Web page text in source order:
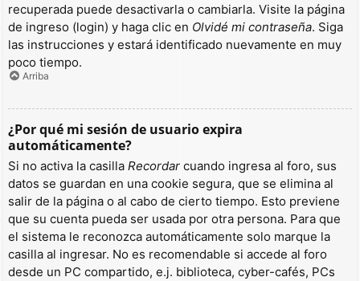
recuperada puede desactivarla o cambiarla. Visite la página
de ingreso (login) y haga clic en Olvidé mi contraseña. Siga
las instrucciones y estará identificado nuevamente en muy
poco tiempo.
Arriba
¿Por qué mi sesión de usuario expira
automáticamente?
Si no activa la casilla Recordar cuando ingresa al foro, sus
datos se guardan en una cookie segura, que se elimina al
salir de la página o al cabo de cierto tiempo. Esto previene
que su cuenta pueda ser usada por otra persona. Para que
el sistema le reconozca automáticamente solo marque la
casilla al ingresar. No es recomendable si accede al foro
desde un PC compartido, e.j. biblioteca, cyber-cafés, PCs